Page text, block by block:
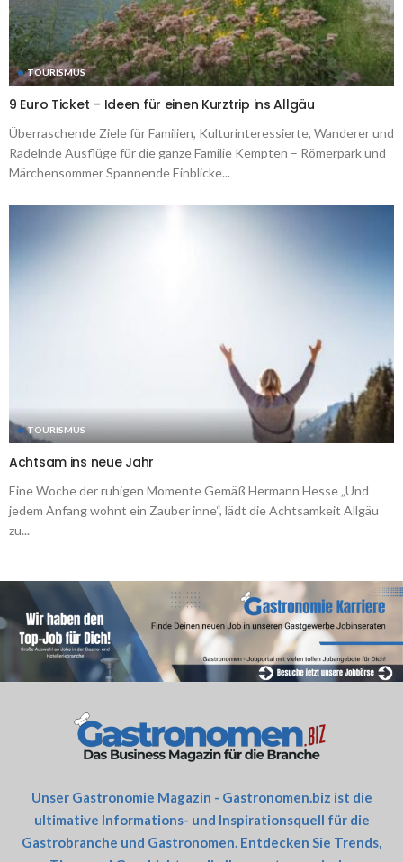
TOURISMUS
9 Euro Ticket – Ideen für einen Kurztrip ins Allgäu
Überraschende Ziele für Familien, Kulturinteressierte, Wanderer und
Radelnde Ausflüge für die ganze Familie Kempten – Römerpark und
Märchensommer Spannende Einblicke...
TOURISMUS
Achtsam ins neue Jahr
Eine Woche der ruhigen Momente Gemäß Hermann Hesse „Und
jedem Anfang wohnt ein Zauber inne“, lädt die Achtsamkeit Allgäu
zu...
Unser Gastronomie Magazin - Gastronomen.biz ist die
ultimative Informations- und Inspirationsquell für die
Gastrobranche und Gastronomen. Entdecken Sie Trends,